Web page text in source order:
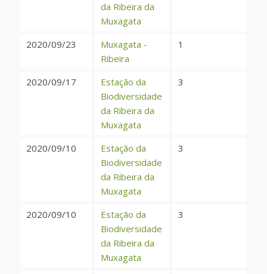
da Ribeira da
Muxagata
2020/09/23
Muxagata -
Ribeira
1
2020/09/17
Estação da
Biodiversidade
da Ribeira da
Muxagata
3
2020/09/10
Estação da
Biodiversidade
da Ribeira da
Muxagata
3
2020/09/10
Estação da
Biodiversidade
da Ribeira da
Muxagata
3